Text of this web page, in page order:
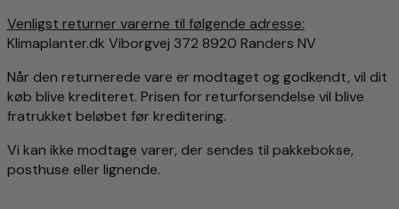
Venligst returner varerne til følgende adresse:
Klimaplanter.dk Viborgvej 372 8920 Randers NV
Når den returnerede vare er modtaget og godkendt, vil dit
køb blive krediteret. Prisen for returforsendelse vil blive
fratrukket beløbet før kreditering.
Vi kan ikke modtage varer, der sendes til pakkebokse,
posthuse eller lignende.